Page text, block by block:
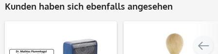
Kunden haben sich ebenfalls angesehen